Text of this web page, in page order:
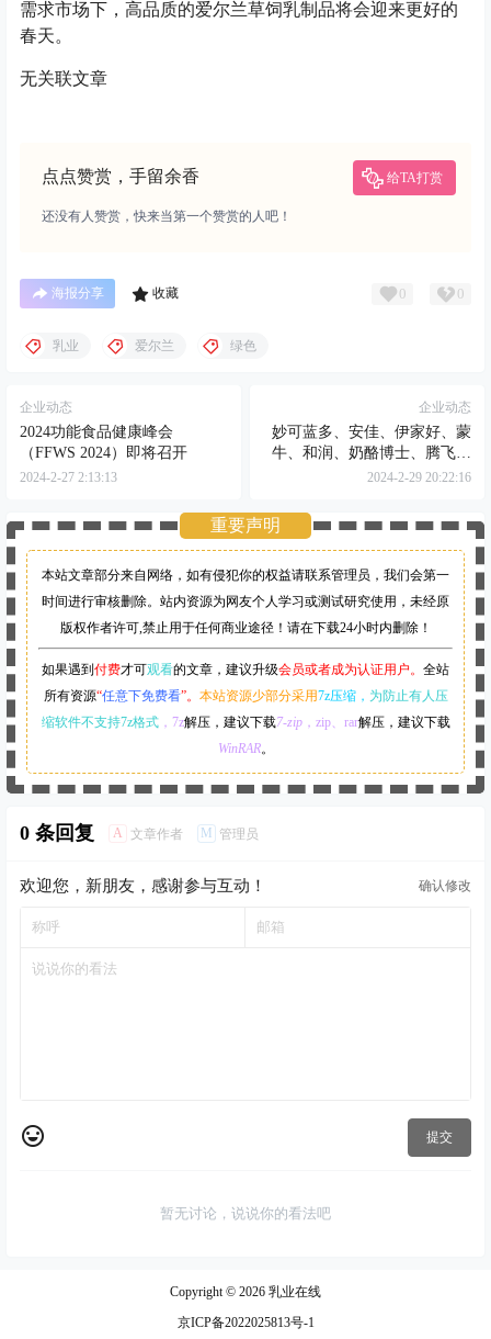
需求市场下，高品质的爱尔兰草饲乳制品将会迎来更好的
春天。
无关联文章
点点赞赏，手留余香 给TA打赏
还没有人赞赏，快来当第一个赞赏的人吧！
海报分享 收藏 0 0
乳业 爱尔兰 绿色
企业动态
2024功能食品健康峰会
（FFWS 2024）即将召开
2024-2-27 2:13:13
企业动态
妙可蓝多、安佳、伊家好、蒙
牛、和润、奶酪博士、腾飞铭
记、妙飞、艾恩摩尔等已报名
2024-2-29 20:22:16
重要声明
本站文章部分来自网络，如有侵犯你的权益请联系管理员， 我们会第一
时间进行审核删除。站内资源为网友个人学习或测试研究使用，未经原
版权作者许可,禁止用于任何商业途径！请在下载24小时内删除！
如果遇到 付费才可观看的文章，建议升级会员或者成为认证用户。 全站
所有资源“任意下免费看”。 本站资源少部分采用7z压缩， 为防止有人压
缩软件不支持7z格式，7z解压，建议下载7-zip，zip、rar解压，建议下载
WinRAR。
0 条回复 A 文章作者 M 管理员
欢迎您，新朋友，感谢参与互动！ 确认修改
提交
暂无讨论，说说你的看法吧
Copyright © 2026 乳业在线
京ICP备2022025813号-1